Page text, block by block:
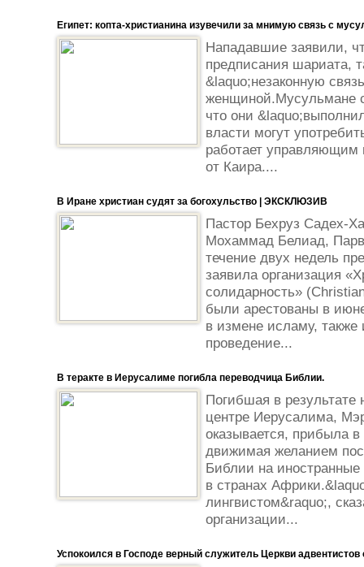
Египет: копта-христианина изувечили за мнимую связь с
Нападавшие заявили,
предписания шариата,
&laquo;незаконную
женщиной.Мусульмане
что они
власти могут
работает управляющим
от Каира....
В Иране христиан судят за богохульство | ЭКСКЛЮЗИВ
Пастор Бехруз Садех-
Мохаммад Белиад,
течение двух недель
заявила организация
солидарность»
были арестованы в
в измене исламу,
проведение...
В теракте в Иерусалиме погибла переводчица Библии.
Погибшая в результате
центре Иерусалима,
оказывается, прибыла
движимая желанием
Библии на иностранные
в странах
лингвистом&raquo;,
организации...
Успокоился в Господе верный служитель Церкви